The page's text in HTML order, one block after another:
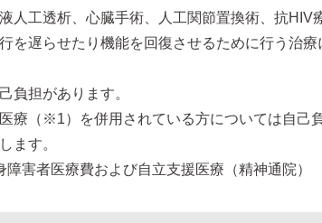
人工透析、心臓手術、人工関節置換術、抗HIV
を遅らせたり機能を回復させるために行う治
負担があります。
療（※1）を併用されている方については自己
ます。
害者医療費および自立支援医療（精神通院）